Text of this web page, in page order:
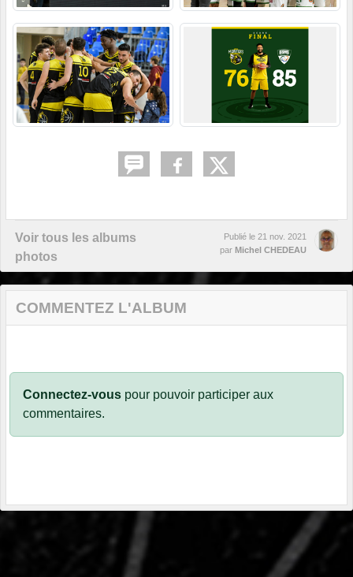
Voir tous les albums
photos
Publié le 21 nov. 2021
par Michel CHEDEAU
COMMENTEZ L'ALBUM
Connectez-vous pour pouvoir participer aux
commentaires.